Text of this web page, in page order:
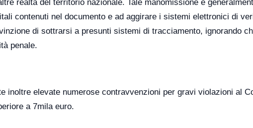
realtà del territorio nazionale. Tale manomissione è
contenuti nel documento e ad aggirare i sistemi elettronici di
di sottrarsi a presunti sistemi di tracciamento, ignorando
penale.
inoltre elevate numerose contravvenzioni per gravi violazioni al
a 7mila euro.